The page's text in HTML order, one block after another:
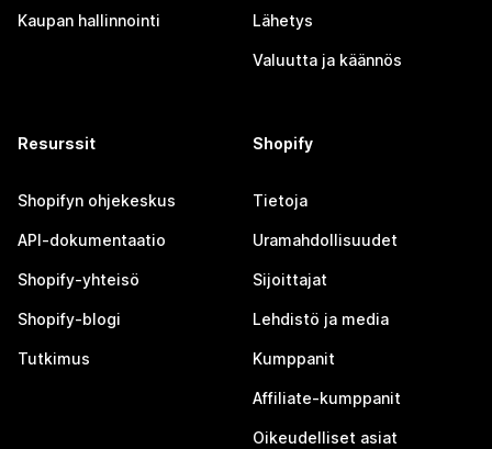
Kaupan hallinnointi Lähetys
Valuutta ja käännös
Resurssit
Shopifyn ohjekeskus
API-dokumentaatio
Shopify-yhteisö
Shopify-blogi
Tutkimus
Shopify
Tietoja
Uramahdollisuudet
Sijoittajat
Lehdistö ja media
Kumppanit
Affiliate-kumppanit
Oikeudelliset asiat